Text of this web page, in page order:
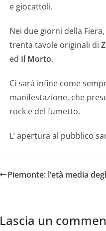
e giocattoli.
Nei due giorni della
trenta tavole originali di
ed Il Morto.
Ci sarà infine come
manifestazione, che
rock e del fumetto.
L’ apertura al pubblico
Piemonte: l’età media
Lascia un